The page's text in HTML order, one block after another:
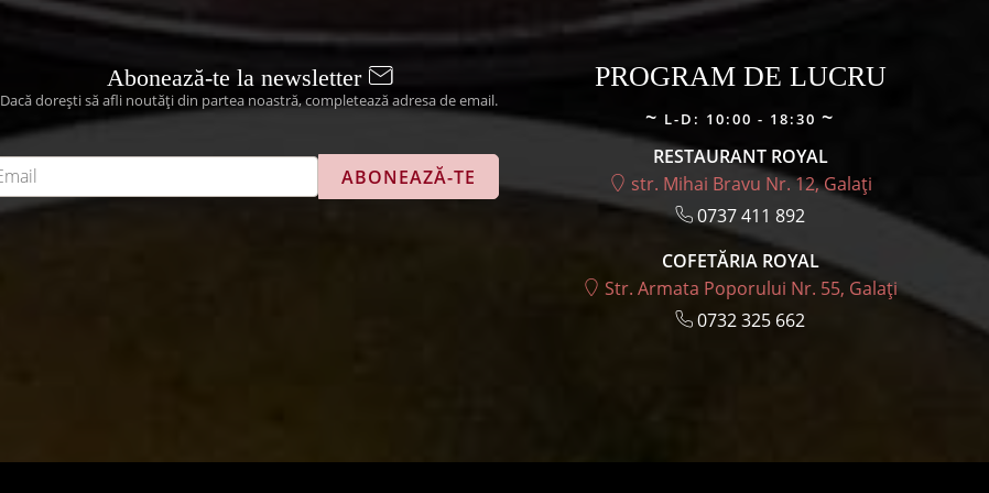
produsului.
Abonează-te la newsletter
Dacă dorești să afli noutăți din partea noastră, completează adresa de email.
PROGRAM DE LUCRU
L-D: 10:00 - 18:30
RESTAURANT ROYAL
str. Mihai Bravu Nr. 12, Galați
0737 411 892
COFETĂRIA ROYAL
Str. Armata Poporului Nr. 55, Galați
0732 325 662